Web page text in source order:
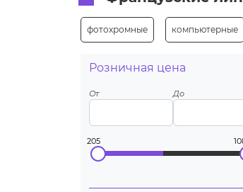
фотохромные компьютерные
Розничная цена
От До
205